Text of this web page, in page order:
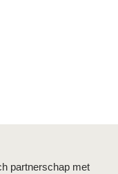
partnerschap met